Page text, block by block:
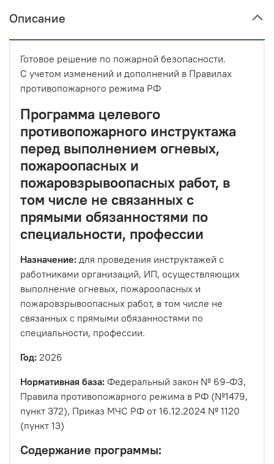
Описание
Готовое решение по пожарной безопасности.
С учетом изменений и дополнений в Правилах
противопожарного режима РФ
Программа целевого
противопожарного инструктажа
перед выполнением огневых,
пожароопасных и
пожаровзрывоопасных работ, в
том числе не связанных с
прямыми обязанностями по
специальности, профессии
Назначение: для проведения инструктажей с
работниками организаций, ИП, осуществляющих
выполнение огневых, пожароопасных и
пожаровзрывоопасных работ, в том числе не
связанных с прямыми обязанностями по
специальности, профессии.
Год: 2026
Нормативная база: Федеральный закон № 69-ФЗ,
Правила противопожарного режима в РФ (№1479,
пункт 372), Приказ МЧС РФ от 16.12.2024 № 1120
(пункт 13)
Содержание программы: